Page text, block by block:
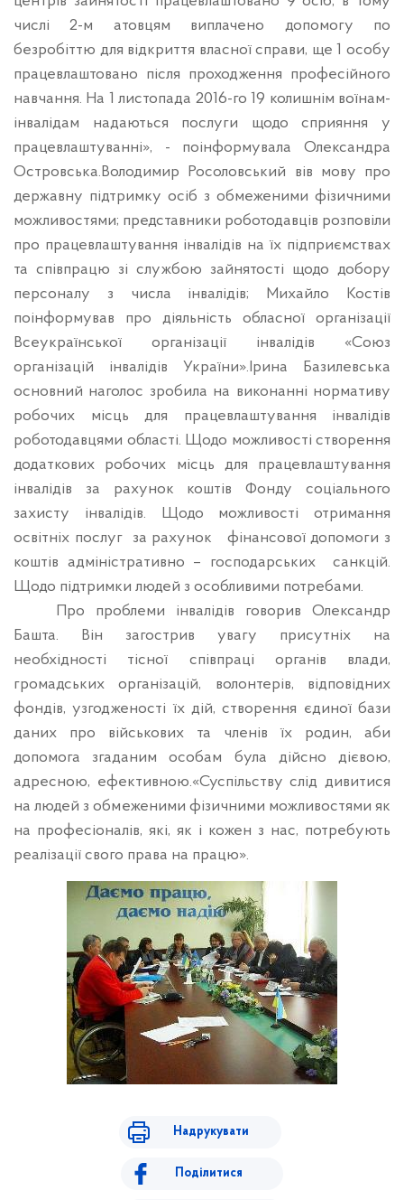
числі 2-м атовцям виплачено допомогу по
безробіттю для відкриття власної справи, ще 1 особу
працевлаштовано після проходження професійного
навчання. На 1 листопада 2016-го 19 колишнім воїнам-
інвалідам надаються послуги щодо сприяння у
працевлаштуванні», - поінформувала Олександра
Островська.Володимир Росоловський вів мову про
державну підтримку осіб з обмеженими фізичними
можливостями; представники роботодавців розповіли
про працевлаштування інвалідів на їх підприємствах
та співпрацю зі службою зайнятості щодо добору
персоналу з числа інвалідів; Михайло Костів
поінформував про діяльність обласної організації
Всеукраїнської організації інвалідів «Союз
організацій інвалідів України».Ірина Базилевська
основний наголос зробила на виконанні нормативу
робочих місць для працевлаштування інвалідів
роботодавцями області. Щодо можливості створення
додаткових робочих місць для працевлаштування
інвалідів за рахунок коштів Фонду соціального
захисту інвалідів. Щодо можливості отримання
освітніх послуг
за рахунок
фінансової допомоги з
коштів адміністративно – господарських
санкцій.
Щодо підтримки людей з особливими потребами.
Про проблеми інвалідів говорив Олександр
Башта. Він загострив увагу присутніх на
необхідності тісної співпраці органів влади,
громадських організацій, волонтерів, відповідних
фондів, узгодженості їх дій, створення єдиної бази
даних про військових та членів їх родин, аби
допомога згаданим особам була дійсно дієвою,
адресною, ефективною.«Суспільству слід дивитися
на людей з обмеженими фізичними можливостями як
на професіоналів, які, як і кожен з нас, потребують
реалізації свого права на працю».
Надрукувати
Поділитися